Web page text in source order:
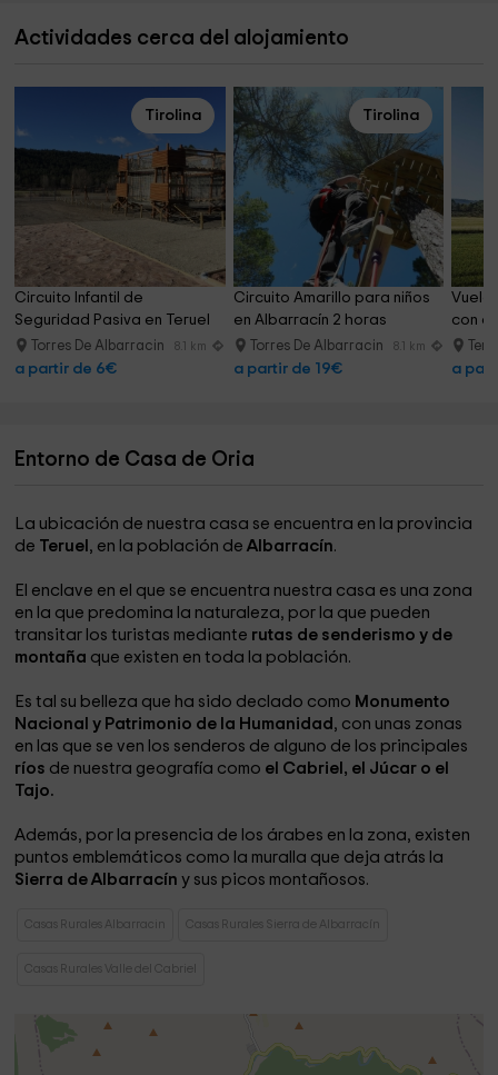
Actividades cerca del alojamiento
Tirolina
Circuito Infantil de
Seguridad Pasiva en Teruel
Torres De Albarracin 8.1 km
a partir de 6€
Tirolina
Circuito Amarillo para niños
en Albarracín 2 horas
Torres De Albarracin 8.1 km
a partir de 19€
Vuelo
con
a
Entorno de Casa de Oria
La ubicación de nuestra casa se encuentra en la provincia
de Teruel , en la población deAlbarracín.
El enclave en el que se encuentra nuestra casa es una zona
en la que predomina la naturaleza, por la que pueden
transitar los turistas mediante rutas de senderismo y de
montaña que existen en toda la población.
Es tal su belleza que ha sido declado como Monumento
Nacional y Patrimonio de la Humanidad , con unas zonas
en las que se ven los senderos de alguno de los principales
ríos de nuestra geografía como el Cabriel, el Júcar o el
Tajo.
Además, por la presencia de los árabes en la zona, existen
puntos emblemáticos como la muralla que deja atrás la
Sierra de Albarracíny sus picos montañosos.
Casas Rurales Albarracin Casas Rurales Sierra de Albarracín
Casas Rurales Valle del Cabriel